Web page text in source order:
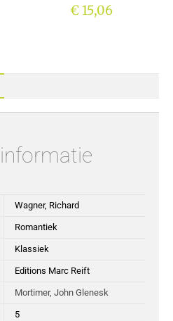
Wagner, Richard
Romantiek
Klassiek
Editions Marc Reift
Mortimer, John Glenesk
5
€15,06